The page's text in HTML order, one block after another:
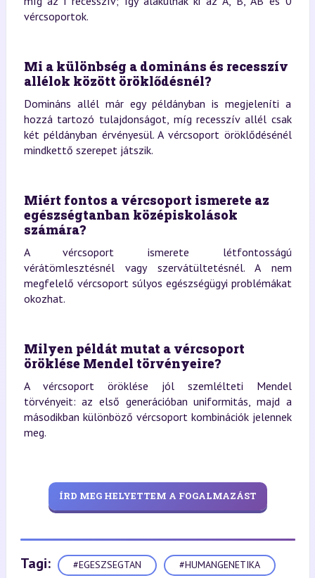
vércsoportok.
Mi a különbség a domináns és recesszív
allélok között öröklődésnél?
Domináns allél már egy példányban is megjeleníti a
hozzá tartozó tulajdonságot, míg recesszív allél csak
két példányban érvényesül. A vércsoport öröklődésénél
mindkettő szerepet játszik.
Miért fontos a vércsoport ismerete az
egészségtanban középiskolások
számára?
A vércsoport ismerete létfontosságú
vérátömlesztésnél vagy szervátültetésnél. A nem
megfelelő vércsoport súlyos egészségügyi problémákat
okozhat.
Milyen példát mutat a vércsoport
öröklése Mendel törvényeire?
A vércsoport öröklése jól szemlélteti Mendel
törvényeit: az első generációban uniformitás, majd a
másodikban különböző vércsoport kombinációk jelennek
meg.
ÍRD MEG HELYETTEM A FOGALMAZÁST
Tagi: #EGESZSEGTAN #HUMANGENETIKA